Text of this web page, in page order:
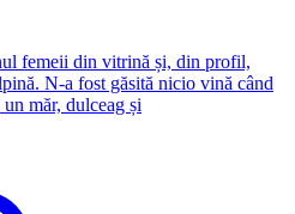
femeii din vitrină și, din profil,
N-a fost găsită nicio vină când
măr, dulceag și